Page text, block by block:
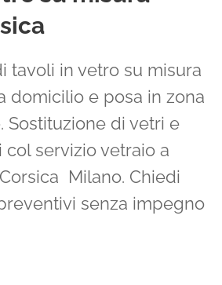
tavoli in vetro su misura
domicilio e posa in zona
Sostituzione di vetri e
servizio vetraio a
Milano. Chiedi
senza impegno